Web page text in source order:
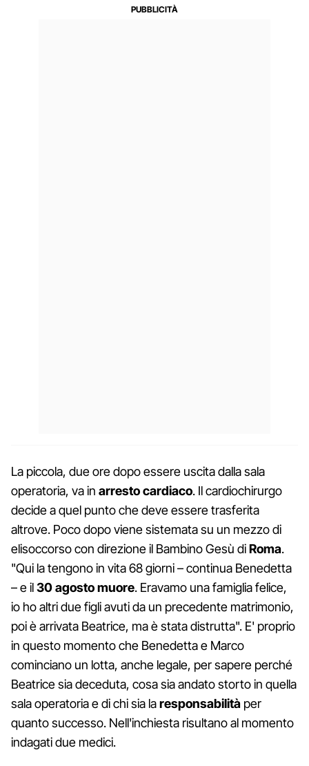
La piccola, due ore dopo essere uscita dalla sala
operatoria, va in arresto cardiaco. Il cardiochirurgo
decide a quel punto che deve essere trasferita
altrove. Poco dopo viene sistemata su un mezzo di
elisoccorso con direzione il Bambino Gesù diRoma.
"Qui la tengono in vita 68 giorni – continua Benedetta
– e il30 agosto muore. Eravamo una famiglia felice,
io ho altri due figli avuti da un precedente matrimonio,
poi è arrivata Beatrice, ma è stata distrutta". E' proprio
in questo momento che Benedetta e Marco
cominciano un lotta, anche legale, per sapere perché
Beatrice sia deceduta, cosa sia andato storto in quella
sala operatoria e di chi sia laresponsabilità per
quanto successo. Nell'inchiesta risultano al momento
indagati due medici.